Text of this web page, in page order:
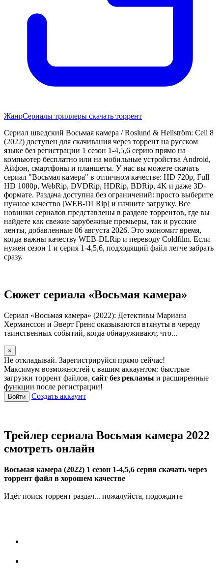
ЖанрСериалы триллеры скачать торрент
Сериал шведский Восьмая камера / Roslund & Hellström: Cell 8
(2022) доступен для скачивания через торрент на русском
языке без регистрации 1 сезон 1-4,5,6 серию прямо на
компьютер бесплатно или на мобильные устройства Android,
Айфон, смартфоны и планшеты. У нас вы можете скачать
сериал "Восьмая камера" в отличном качестве: HD 720p, Full
HD 1080p, WebRip, DVDRip, HDRip, BDRip, 4K и даже 3D-
формате. Раздача доступна без ограничений: просто выберите
нужное качество [WEB-DLRip] и начните загрузку. Все
новинки сериалов представлены в разделе торрентов, где вы
найдете как свежие зарубежные премьеры, так и русские
ленты, добавленные 06 августа 2026. Это экономит время,
когда важны качеству WEB-DLRip и переводу Coldfilm. Если
нужен сезон 1 и серия 1-4,5,6, подходящий файл легче забрать
сразу.
Сюжет сериала «Восьмая камера»
Сериал «Восьмая камера» (2022): Детективы Мариана
Херманссон и Эверт Гренс оказываются втянуты в череду
таинственных событий, когда обнаруживают, что...
×
Не откладывай. Зарегистрируйся прямо сейчас!
Максимум возможностей с вашим аккаунтом: быстрые
загрузки торрент файлов, сайт без рекламы и расширенные
функции после регистрации!
Войти Создать аккаунт
Трейлер сериала Восьмая камера 2022
смотреть онлайн
Восьмая камера (2022) 1 сезон 1-4,5,6 серия скачать через
торрент файл в хорошем качестве
Идёт поиск торрент раздач... пожалуйста, подождите